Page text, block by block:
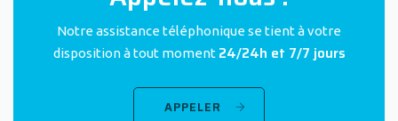
Notre assistance téléphonique se tient à votre
disposition à tout moment 24/24h et 7/7 jours
APPELER